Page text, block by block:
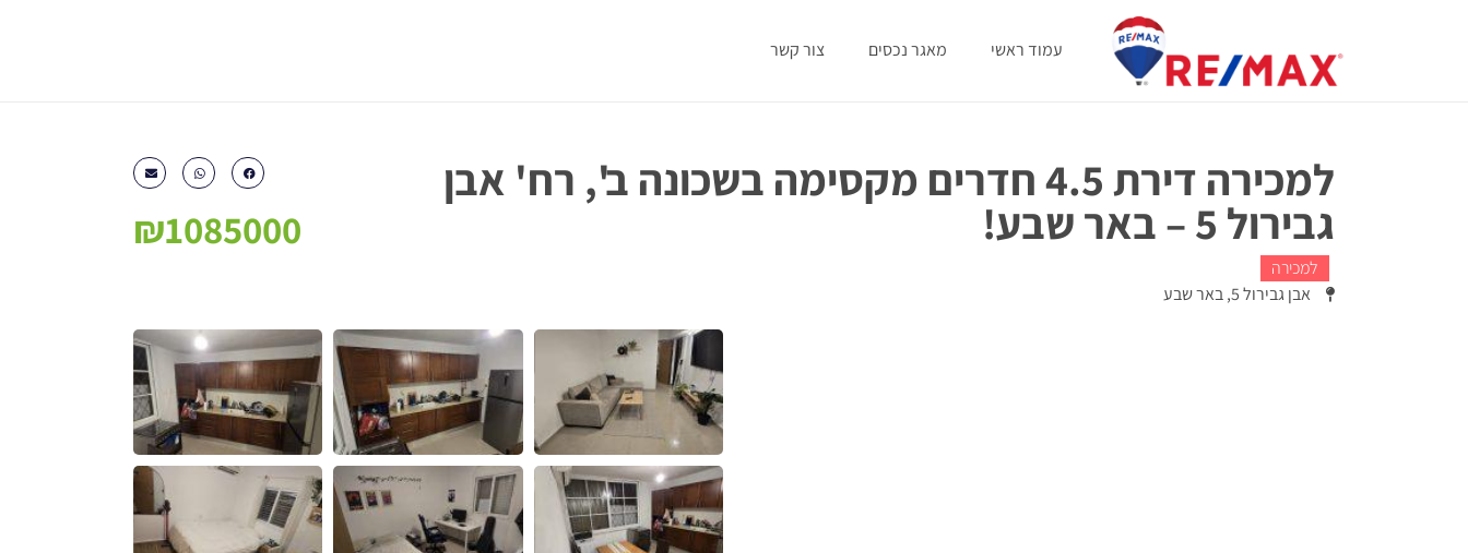
עמוד ראשי מאגר נכסים צור קשר
למכירה דירת 4.5 חדרים מקסימה בשכונה ב', רח' אבן
גבירול 5 – באר שבע!
למכירה
אבן גבירול 5, באר שבע
₪1085000